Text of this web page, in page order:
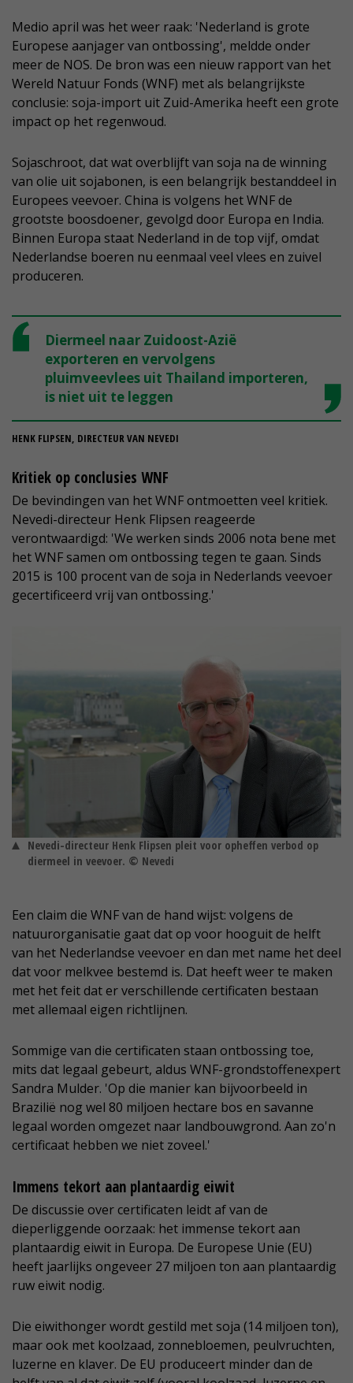
Medio april was het weer raak: 'Nederland is grote
Europese aanjager van ontbossing', meldde onder
meer de NOS. De bron was een nieuw rapport van het
Wereld Natuur Fonds (WNF) met als belangrijkste
conclusie: soja-import uit Zuid-Amerika heeft een grote
impact op het regenwoud.
Sojaschroot, dat wat overblijft van soja na de winning
van olie uit sojabonen, is een belangrijk bestanddeel in
Europees veevoer. China is volgens het WNF de
grootste boosdoener, gevolgd door Europa en India.
Binnen Europa staat Nederland in de top vijf, omdat
Nederlandse boeren nu eenmaal veel vlees en zuivel
produceren.
Diermeel naar Zuidoost-Azië
exporteren en vervolgens
pluimveevlees uit Thailand importeren,
is niet uit te leggen
HENK FLIPSEN, DIRECTEUR VAN NEVEDI
Kritiek op conclusies WNF
De bevindingen van het WNF ontmoetten veel kritiek.
Nevedi-directeur Henk Flipsen reageerde
verontwaardigd: 'We werken sinds 2006 nota bene met
het WNF samen om ontbossing tegen te gaan. Sinds
2015 is 100 procent van de soja in Nederlands veevoer
gecertificeerd vrij van ontbossing.'
Nevedi-directeur Henk Flipsen pleit voor opheffen verbod op
diermeel in veevoer. © Nevedi
Een claim die WNF van de hand wijst: volgens de
natuurorganisatie gaat dat op voor hooguit de helft
van het Nederlandse veevoer en dan met name het deel
dat voor melkvee bestemd is. Dat heeft weer te maken
met het feit dat er verschillende certificaten bestaan
met allemaal eigen richtlijnen.
Sommige van die certificaten staan ontbossing toe,
mits dat legaal gebeurt, aldus WNF-grondstoffenexpert
Sandra Mulder. 'Op die manier kan bijvoorbeeld in
Brazilië nog wel 80 miljoen hectare bos en savanne
legaal worden omgezet naar landbouwgrond. Aan zo'n
certificaat hebben we niet zoveel.'
Immens tekort aan plantaardig eiwit
De discussie over certificaten leidt af van de
dieperliggende oorzaak: het immense tekort aan
plantaardig eiwit in Europa. De Europese Unie (EU)
heeft jaarlijks ongeveer 27 miljoen ton aan plantaardig
ruw eiwit nodig.
Die eiwithonger wordt gestild met soja (14 miljoen ton),
maar ook met koolzaad, zonnebloemen, peulvruchten,
luzerne en klaver. De EU produceert minder dan de